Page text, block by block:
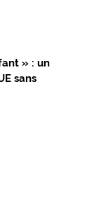
» : un
sans